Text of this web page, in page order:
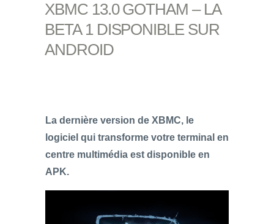
XBMC 13.0 GOTHAM – LA
BETA 1 DISPONIBLE SUR
ANDROID
La dernière version de XBMC, le
logiciel qui transforme votre terminal en
centre multimédia est disponible en
APK.